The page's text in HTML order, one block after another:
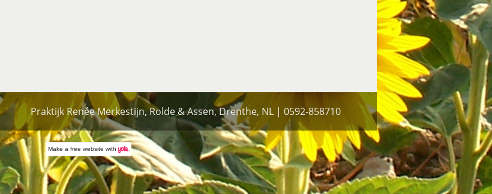
Praktijk Renée Merkestijn, Rolde & Assen, Drenthe, NL | 0592-858710
Make afree website with